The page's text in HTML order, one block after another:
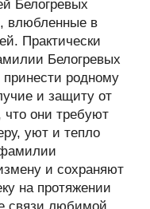
Белогревых
влюбленные в
Практически
Белогревых
родному
и защиту от
они требуют
уют и тепло
и сохраняют
на протяжении
связи любимой